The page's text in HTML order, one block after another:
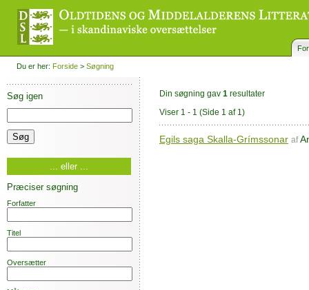
Du er her: Forside > Søgning
Søg igen
... eller ...
Præciser søgning
Forfatter
Titel
Oversætter
Din søgning gav 1 resultater
Viser 1 - 1 (Side 1 af 1)
Egils saga Skalla-Grímssonar af